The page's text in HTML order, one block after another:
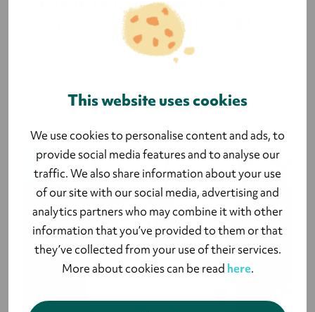
This website uses cookies
We use cookies to personalise content and ads, to
provide social media features and to analyse our
traffic. We also share information about your use
of our site with our social media, advertising and
analytics partners who may combine it with other
information that you’ve provided to them or that
they’ve collected from your use of their services.
More about cookies can be read here.
små event ger störst effekt
Antonia Ridderstråle, CMO på Lyyti, Marie
Flodin, Head of...